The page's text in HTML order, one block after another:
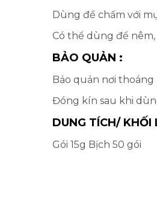
Dùng để chấm với
Có thể dùng để
BẢO QUẢN :
Bảo quản nơi thoáng
Đóng kín sau khi
DUNG TÍCH/ KHỐI
Gói 15g Bịch 50 gói